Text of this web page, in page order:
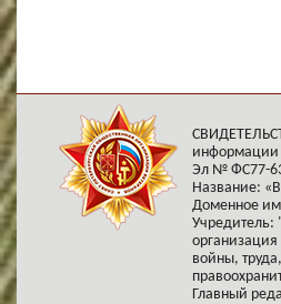
информации
Эл № ФС77-
Название:
Доменное
Учредитель:
войны,
Главный